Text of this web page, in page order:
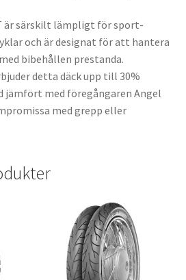
är särskilt lämpligt för sport-
och är designat för att hantera
bibehållen prestanda.
detta däck upp till 30%
jämfört med föregångaren Angel
med grepp eller